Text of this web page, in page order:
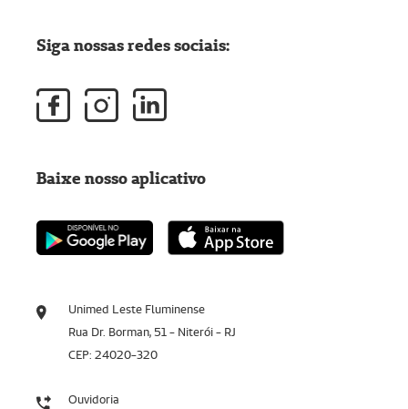
Unimed Leste Fluminense
Rua Dr. Borman, 51 - Niterói - RJ
CEP: 24020-320
Ouvidoria
Siga nossas redes sociais:
Baixe nosso aplicativo